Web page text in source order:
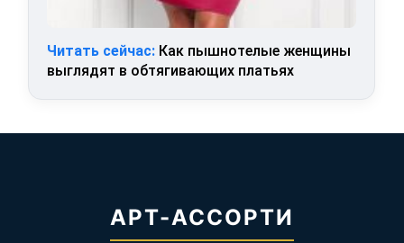
Читать сейчас: Как пышнотелые женщины
выглядят в обтягивающих платьях
АРТ-АССОРТИ